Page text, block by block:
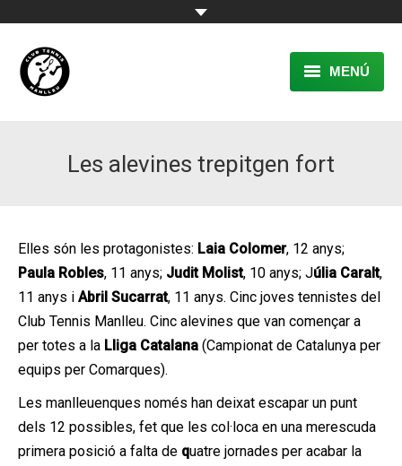
MENÚ
RESERVA
PÀDEL
ACTIVITATS
CONTACTE
Les alevines trepitgen fort
Elles són les protagonistes: Laia Colomer, 12 anys;
Paula Robles, 11 anys; Judit Molist, 10 anys; Júlia Caralt,
11 anys i Abril Sucarrat, 11 anys. Cinc joves tennistes del
Club Tennis Manlleu. Cinc alevines que van començar a
per totes a la Lliga Catalana (Campionat de Catalunya per
equips per Comarques).
Les manlleuenques només han deixat escapar un punt
dels 12 possibles, fet que les col·loca en una merescuda
primera posició a falta de quatre jornades per acabar la